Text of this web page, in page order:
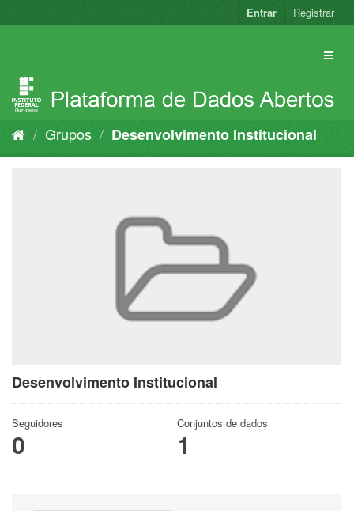
para
Entrar Registrar
Grupos Desenvolvimento Institucional
Desenvolvimento Institucional
Seguidores
0
Conjuntos de dados
1